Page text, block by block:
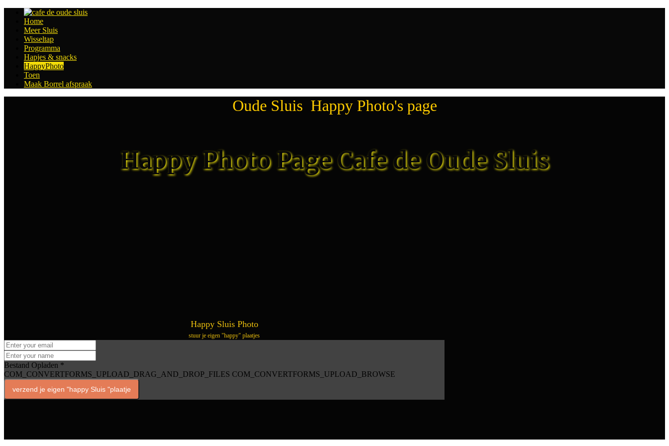
Home
Meer Sluis
Wisseltap
Programma
Hapjes & snacks
HappyPhoto
Toen
Maak Borrel afspraak
Oude Sluis Happy Photo's page
Happy Photo Page Cafe de Oude Sluis
Happy Sluis Photo
stuur je eigen "happy" plaatjes
Bestand Opladen *
COM_CONVERTFORMS_UPLOAD_DRAG_AND_DROP_FILES COM_CONVERTFORMS_UPLOAD_BROWSE
verzend je eigen "happy Sluis "plaatje